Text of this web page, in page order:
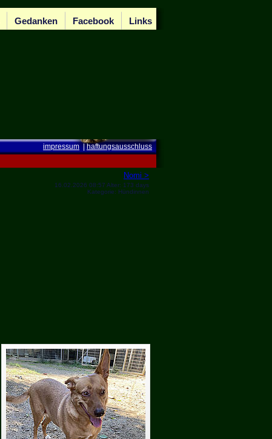
Gedanken Facebook Links
impressum|haftungsausschluss
Nomi >
16.02.2026 08:57 Alter: 173 days
Kategorie: Hündinnen